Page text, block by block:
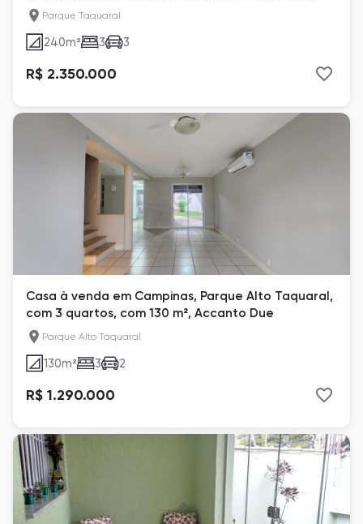
Miranda
Parque Taquaral
240m² 3 3
R$ 2.350.000
Casa à venda em Campinas, Parque Alto Taquaral,
com 3 quartos, com 130 m², Accanto Due
Parque Alto Taquaral
130m² 3 2
R$ 1.290.000